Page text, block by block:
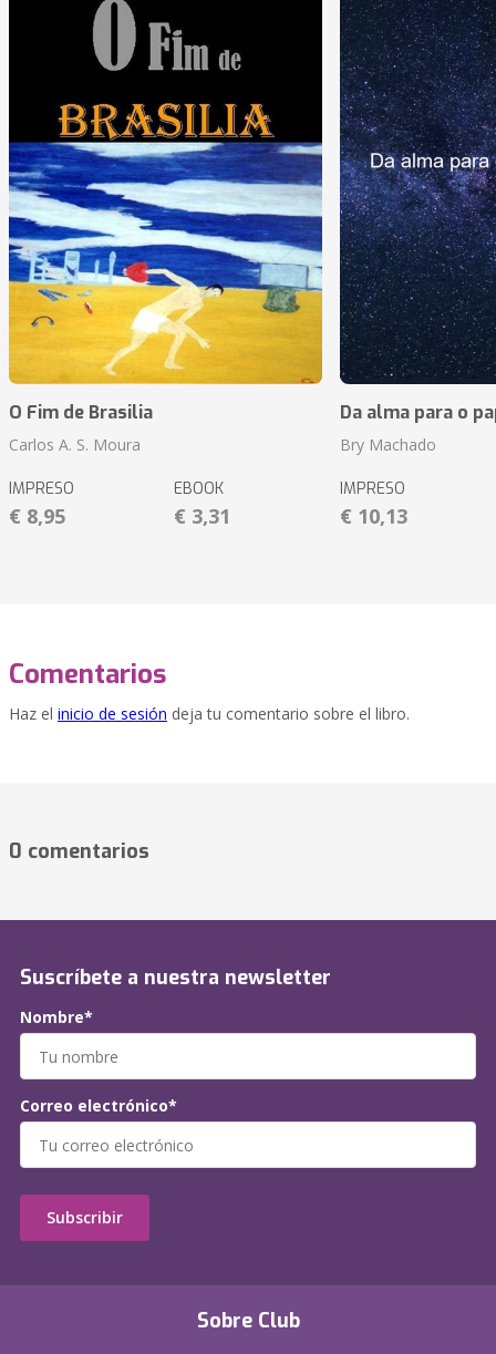
O Fim de Brasilia
Carlos A. S. Moura
IMPRESO
€ 8,95
EBOOK
€ 3,31
Da alma para o
Bry Machado
IMPRESO
€ 10,13
Comentarios
Haz el inicio de sesión deja tu comentario sobre el libro.
0 comentarios
Sobre Club
Suscríbete a nuestra newsletter
Nombre*
Correo electrónico*
Subscribir